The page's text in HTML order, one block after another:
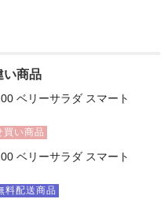
い商品
ベリーサラダ スマート
買い商品
ベリーサラダ スマート
料配送商品